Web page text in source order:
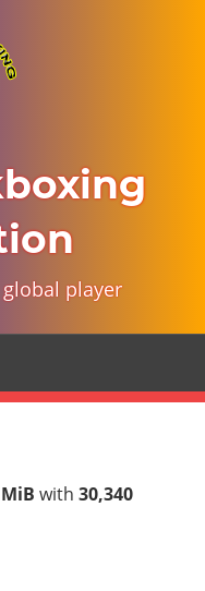
player
with 30,340